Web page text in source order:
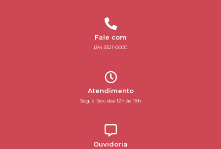
Fale com
(34) 3321-0000
Atendimento
Seg. à Sex. das 12h às 18h
Ouvidoria